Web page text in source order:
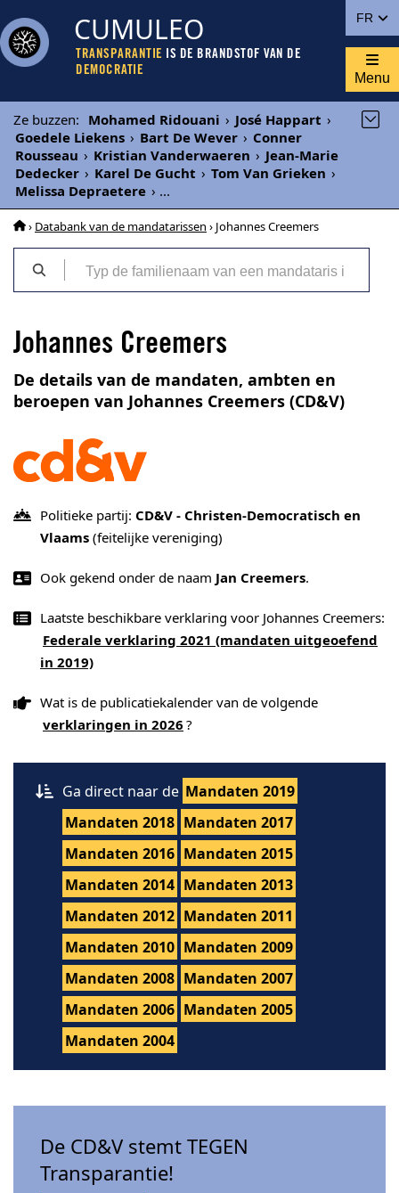
FR
CUMULEO
TRANSPARANTIE IS DE BRANDSTOF VAN DE
DEMOCRATIE
Menu
Ze buzzen: Mohamed Ridouani › José Happart ›
Goedele Liekens › Bart De Wever › Conner
Rousseau › Kristian Vanderwaeren › Jean-Marie
Dedecker › Karel De Gucht › Tom Van Grieken ›
Melissa Depraetere › ...
› Databank van de mandatarissen › Johannes Creemers
Johannes Creemers
De details van de mandaten, ambten en
beroepen van Johannes Creemers (CD&V)
Politieke partij: CD&V - Christen-Democratisch en
Vlaams (feitelijke vereniging)
Ook gekend onder de naam Jan Creemers.
Laatste beschikbare verklaring voor Johannes Creemers:
Federale verklaring 2021 (mandaten uitgeoefend
in 2019)
Wat is de publicatiekalender van de volgende
verklaringen in 2026 ?
Ga direct naar de Mandaten 2019
Mandaten 2018 Mandaten 2017
Mandaten 2016 Mandaten 2015
Mandaten 2014 Mandaten 2013
Mandaten 2012 Mandaten 2011
Mandaten 2010 Mandaten 2009
Mandaten 2008 Mandaten 2007
Mandaten 2006 Mandaten 2005
Mandaten 2004
De CD&V stemt TEGEN
Transparantie!